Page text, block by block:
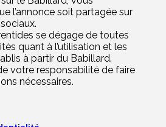
l’annonce soit partagée sur
se dégage de toutes
quant à l’utilisation et les
à partir du Babillard.
votre responsabilité de faire
nécessaires.